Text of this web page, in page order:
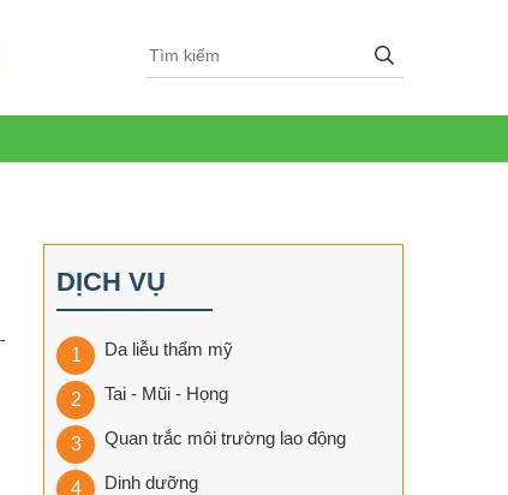
DỊCH VỤ
Da liễu thẩm mỹ
Tai - Mũi - Họng
Quan trắc môi trường lao động
Dinh dưỡng